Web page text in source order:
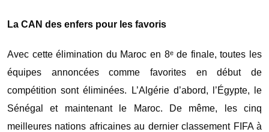
La CAN des enfers pour les favoris
Avec cette élimination du Maroc en 8ᵉ de finale, toutes les
équipes annoncées comme favorites en début de
compétition sont éliminées. L’Algérie d’abord, l’Égypte, le
Sénégal et maintenant le Maroc. De même, les cinq
meilleures nations africaines au dernier classement FIFA à